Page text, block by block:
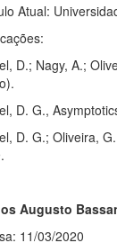
Atual:
D.; Nagy, A.;
D. G.,
D. G.; Oliveira,
Augusto
11/03/2020